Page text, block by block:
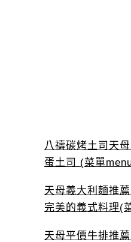
八禱碳烤土司天
蛋土司 (菜單
天母義大利麵推
完美的義式料理(
天母平價牛排推